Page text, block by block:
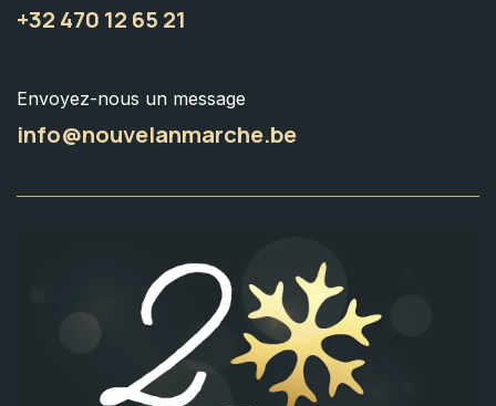
Envoyez-nous un message
info@nouvelanmarche.be
+32 470 12 65 21